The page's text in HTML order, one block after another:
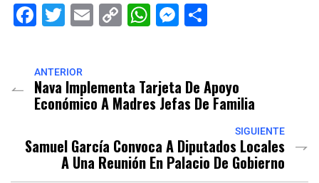
Facebook
Twitter
EmailCopyWhatsApp
Messenger
ANTERIOR
Nava Implementa Tarjeta De Apoyo
Económico A Madres Jefas De Familia
SIGUIENTE
Samuel García Convoca A Diputados Locales
A Una Reunión En Palacio De Gobierno